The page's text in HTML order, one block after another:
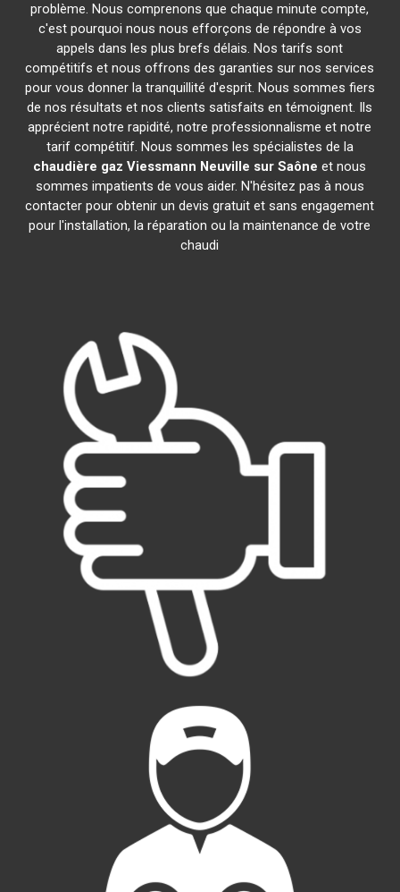
problème. Nous comprenons que chaque minute compte,
c'est pourquoi nous nous efforçons de répondre à vos
appels dans les plus brefs délais. Nos tarifs sont
compétitifs et nous offrons des garanties sur nos services
pour vous donner la tranquillité d'esprit. Nous sommes fiers
de nos résultats et nos clients satisfaits en témoignent. Ils
apprécient notre rapidité, notre professionnalisme et notre
tarif compétitif. Nous sommes les spécialistes de la
chaudière gaz Viessmann Neuville sur Saône et nous
sommes impatients de vous aider. N'hésitez pas à nous
contacter pour obtenir un devis gratuit et sans engagement
pour l'installation, la réparation ou la maintenance de votre
chaudi